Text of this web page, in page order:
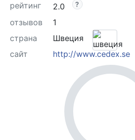
рейтинг
2.0
отзывов
1
страна
Швеция
сайт
http://www.cedex.se